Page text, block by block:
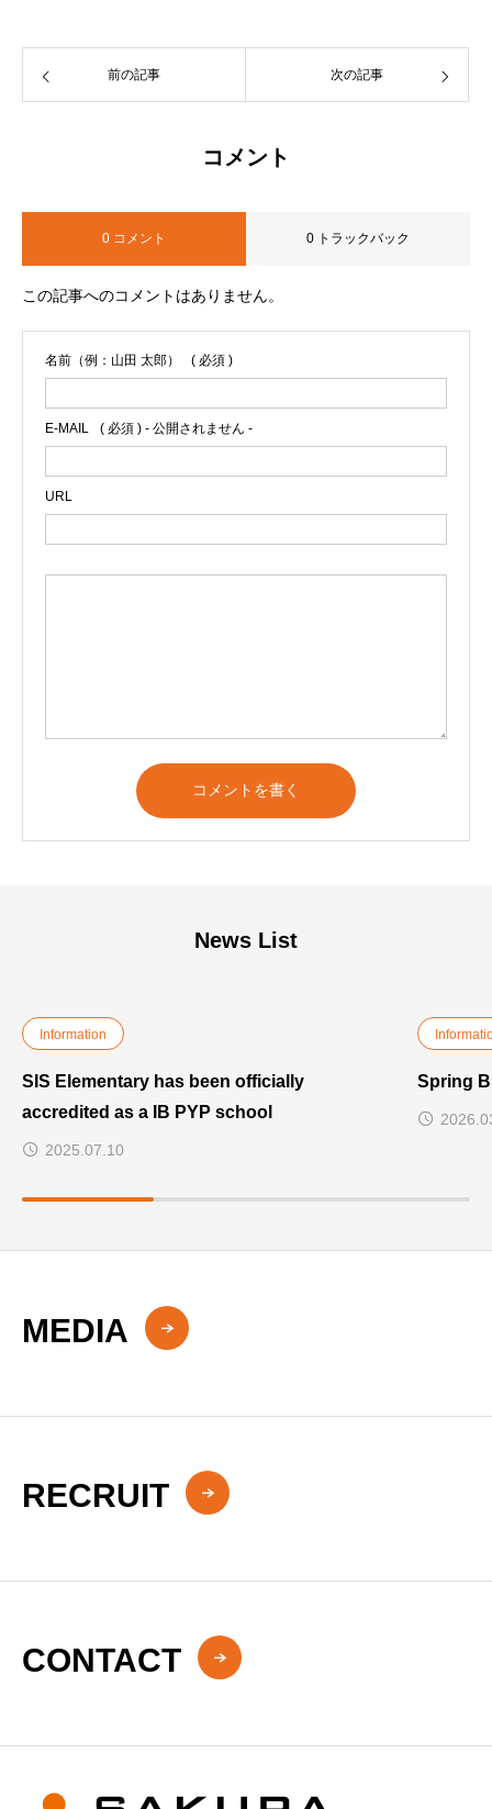
前の記事 次の記事
コメント
0 コメント 0 トラックバック
この記事へのコメントはありません。
名前（例：山田 太郎） ( 必須 )
E-MAIL ( 必須 ) - 公開されません -
URL
News List
Information
SIS Elementary has been officially
accredited as a IB PYP school
2025.07.10
Spring
MEDIA
RECRUIT
CONTACT